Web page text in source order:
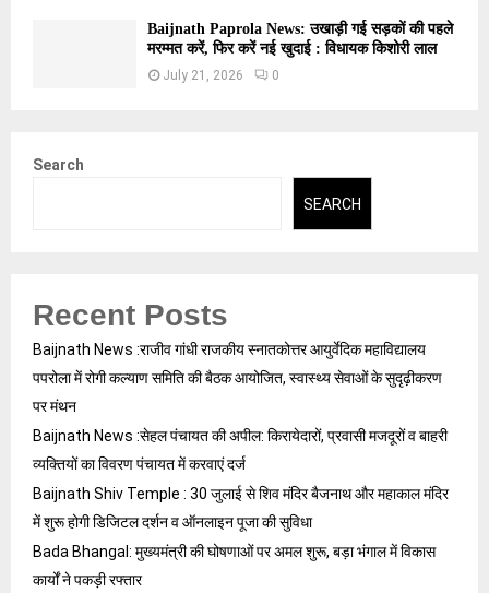
Baijnath Paprola News: उखाड़ी गई सड़कों की पहले
मरम्मत करें, फिर करें नई खुदाई : विधायक किशोरी लाल
July 21, 2026 0
Search
SEARCH
Recent Posts
Baijnath News :राजीव गांधी राजकीय स्नातकोत्तर आयुर्वेदिक महाविद्यालय
पपरोला में रोगी कल्याण समिति की बैठक आयोजित, स्वास्थ्य सेवाओं के सुदृढ़ीकरण
पर मंथन
Baijnath News :सेहल पंचायत की अपील: किरायेदारों, प्रवासी मजदूरों व बाहरी
व्यक्तियों का विवरण पंचायत में करवाएं दर्ज
Baijnath Shiv Temple : 30 जुलाई से शिव मंदिर बैजनाथ और महाकाल मंदिर
में शुरू होगी डिजिटल दर्शन व ऑनलाइन पूजा की सुविधा
Bada Bhangal: मुख्यमंत्री की घोषणाओं पर अमल शुरू, बड़ा भंगाल में विकास
कार्यों ने पकड़ी रफ्तार